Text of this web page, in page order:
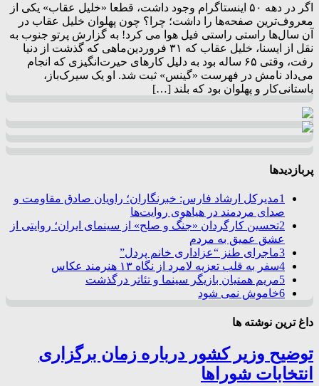
اگر در دهه ۵۰ اینستاگرام وجود داشت، قطعا «خلیل عقاب» یکی از
معروف‌ترین صفحه‌ها را داشت؛ چرا؟ چون پهلوان خلیل عقاب در
آن سال‌ها راستی راستی فیل هوا می کرد! به گزارش پرتو جنوب به
نقل از ایسنا، خلیل عقاب که ۳۱ فروردین‌ماهی که گذشت از دنیا
رفت، وقتی ۶۵ ساله بود به دلیل کارهای حیرت‌انگیزی که انجام
می‌داد نامش در فهرست «گینس» ثبت شد. او یک سیرک‌باز، ‌
باستانی‌کار و پهلوان بود که بلند […]
پربازدیدها
1مدیرکل ارشاد فارس: خبرنگاران؛ راویان صادق مقاومت و
صدای مردمند در هیاهوی روایت‌ها
2تحسین کارگردان «جنگ و صلح» از سینمای ایران؛ روایتی از
عشق عمیق به مردم
3ماجرای طنز “عزاداری خانم پردل”
4سفر به قلب تعزیه لامرد از نگاه ۱۳ هنرمند عکاس
5مریم همتیان بازیگر سینما و تئاتر درگذشت
6خاموش نمی شود
داغ ترین نوشته ها
توضیح وزیر کشور درباره زمان برگزاری
انتخابات شوراها